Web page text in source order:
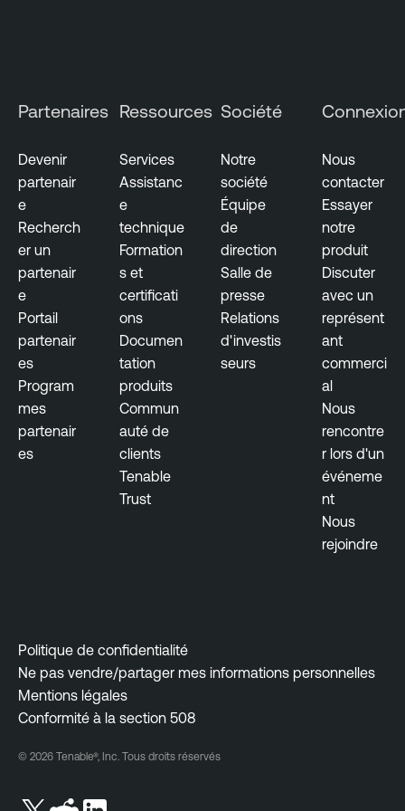
Partenaires
Devenir
partenair
e
Recherch
er un
partenair
e
Portail
partenair
es
Program
mes
partenair
es
Ressources
Services
Assistanc
e
technique
Formation
s et
certificati
ons
Documen
tation
produits
Commun
auté de
clients
Tenable
Trust
Société
Notre
société
Équipe
de
direction
Salle de
presse
Relations
d'investis
seurs
Nous
contacter
Essayer
notre
produit
Discuter
avec un
représent
ant
commerci
al
Nous
rencontre
r lors d'un
événeme
nt
Nous
rejoindre
Politique de confidentialité
Ne pas vendre/partager mes informations personnelles
Mentions légales
Conformité à la section 508
© 2026 Tenable®, Inc. Tous droits réservés